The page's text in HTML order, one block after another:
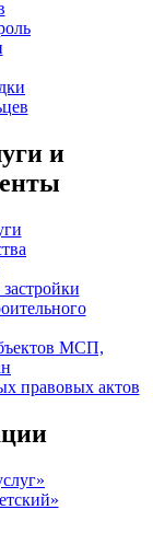
и
МСП,
правовых актов